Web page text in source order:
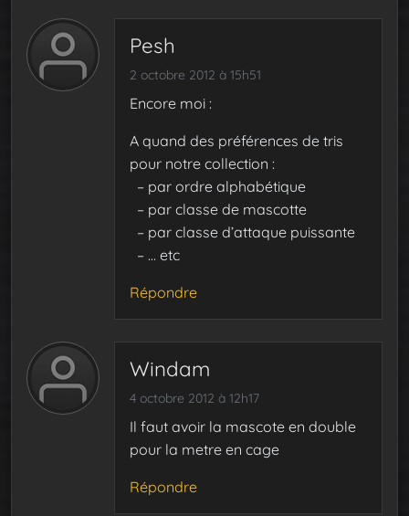
Pesh
2 octobre 2012 à 15h51
Encore moi :
A quand des préférences de tris
pour notre collection :
– par ordre alphabétique
– par classe de mascotte
– par classe d’attaque puissante
– … etc
Répondre
Windam
4 octobre 2012 à 12h17
Il faut avoir la mascote en double
pour la metre en cage
Répondre